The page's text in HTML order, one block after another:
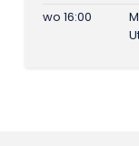
wo 16:00